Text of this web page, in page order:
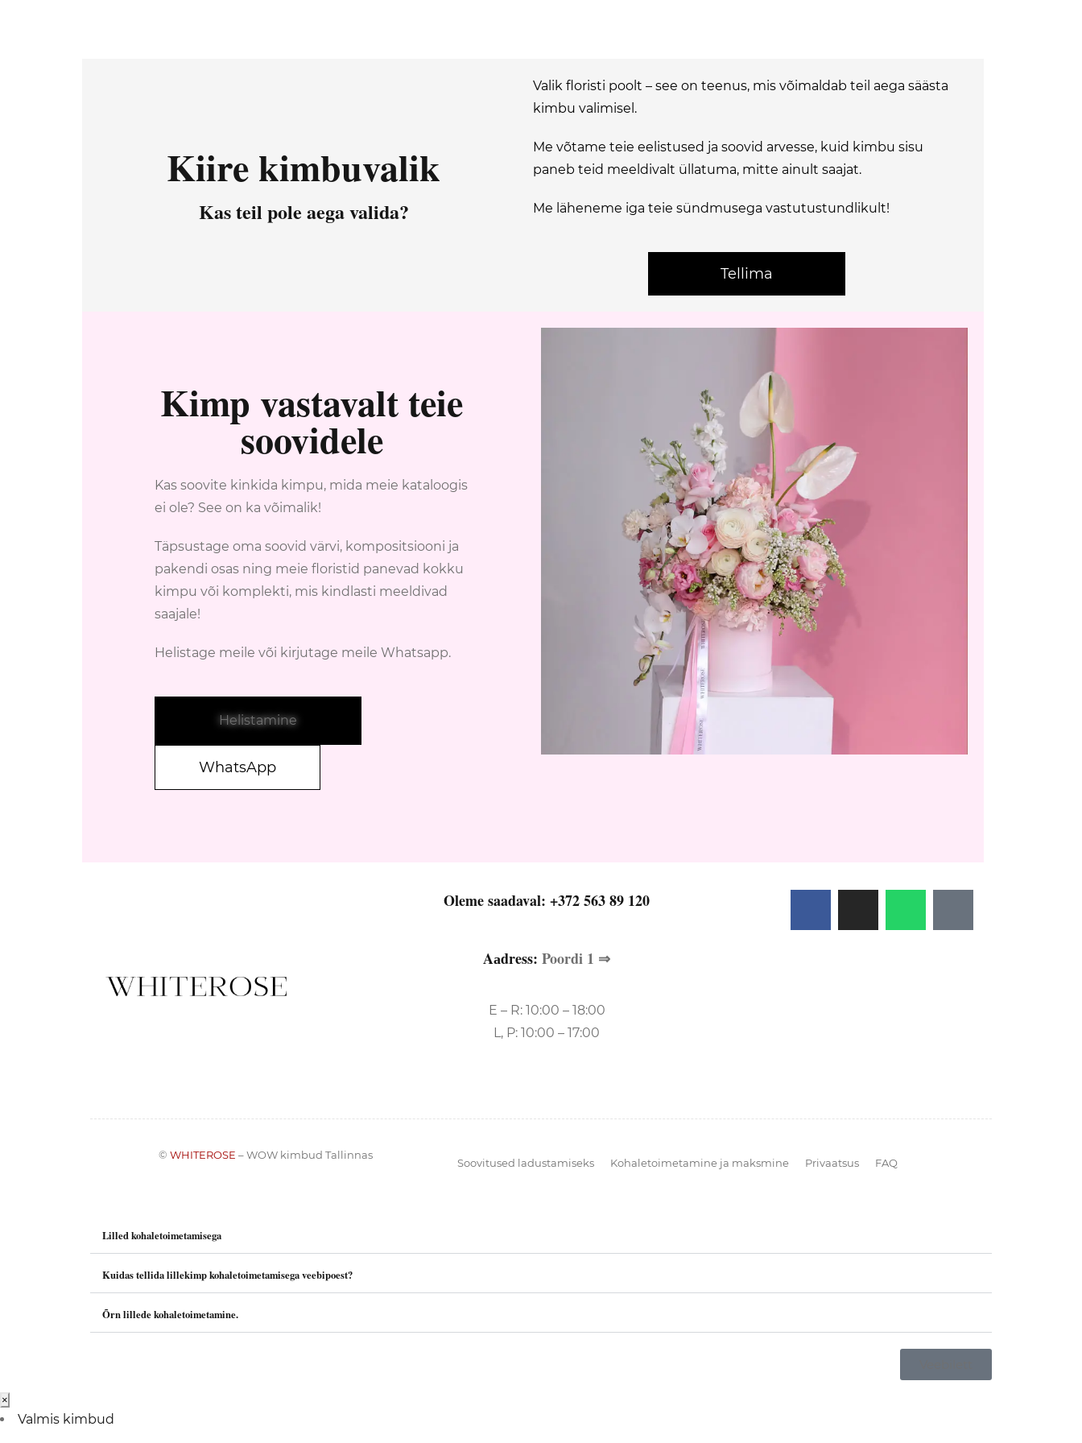
Kiire kimbuvalik
Kas teil pole aega valida?
Valik floristi poolt – see on teenus, mis võimaldab teil aega säästa
kimbu valimisel.
Me võtame teie eelistused ja soovid arvesse, kuid kimbu sisu
paneb teid meeldivalt üllatuma, mitte ainult saajat.
Me läheneme iga teie sündmusega vastutustundlikult!
Tellima
Kimp vastavalt teie
soovidele
Kas soovite kinkida kimpu, mida meie kataloogis
ei ole? See on ka võimalik!
Täpsustage oma soovid värvi, kompositsiooni ja
pakendi osas ning meie floristid panevad kokku
kimpu või komplekti, mis kindlasti meeldivad
saajale!
Helistage meile või kirjutage meile Whatsapp.
Helistamine
WhatsApp
Oleme saadaval:+372 563 89 120
Aаdress:Poordi 1 ⇒
E – R: 10:00 – 18:00
L, P: 10:00 – 17:00
© WHITEROSE – WOW kimbud Tallinnas
Soovitused ladustamiseks Kohaletoimetamine ja maksmine Privaatsus FAQ
Lilled kohaletoimetamisega
Kuidas tellida lillekimp kohaletoimetamisega veebipoest?
Õrn lillede kohaletoimetamine.
×
Valmis kimbud